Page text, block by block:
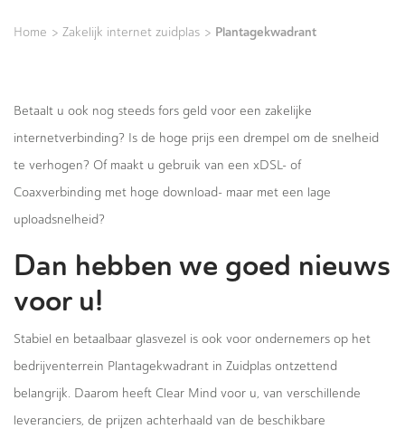
Home > Zakelijk internet zuidplas > Plantagekwadrant
Betaalt u ook nog steeds fors geld voor een zakelijke
internetverbinding? Is de hoge prijs een drempel om de snelheid
te verhogen? Of maakt u gebruik van een xDSL- of
Coaxverbinding met hoge download- maar met een lage
uploadsnelheid?
Dan hebben we goed nieuws
voor u!
Stabiel en betaalbaar glasvezel is ook voor ondernemers op het
bedrijventerrein Plantagekwadrant in Zuidplas ontzettend
belangrijk. Daarom heeft Clear Mind voor u, van verschillende
leveranciers, de prijzen achterhaald van de beschikbare